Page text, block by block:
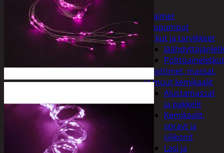
Avaimet
Imupumput
Letkut ja tarvikkeet
Polttoaineletkut
Liuottimet, massat,
ja muut kemikaalit
Alustamassat
ja pakkelit
Kemikaalit,
sprayt ja
silikonit
Lasi ja